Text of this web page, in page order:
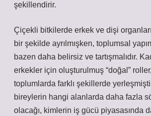
şekillendirir.
Çiçekli bitkilerde erkek ve dişi
bir şekilde ayrılmışken, toplumsal
bazen daha belirsiz ve tartışmalıdır.
erkekler için oluşturulmuş “doğal”
toplumlarda farklı şekillerde
bireylerin hangi alanlarda daha fazla
olacağı, kimlerin iş gücü piyasasında